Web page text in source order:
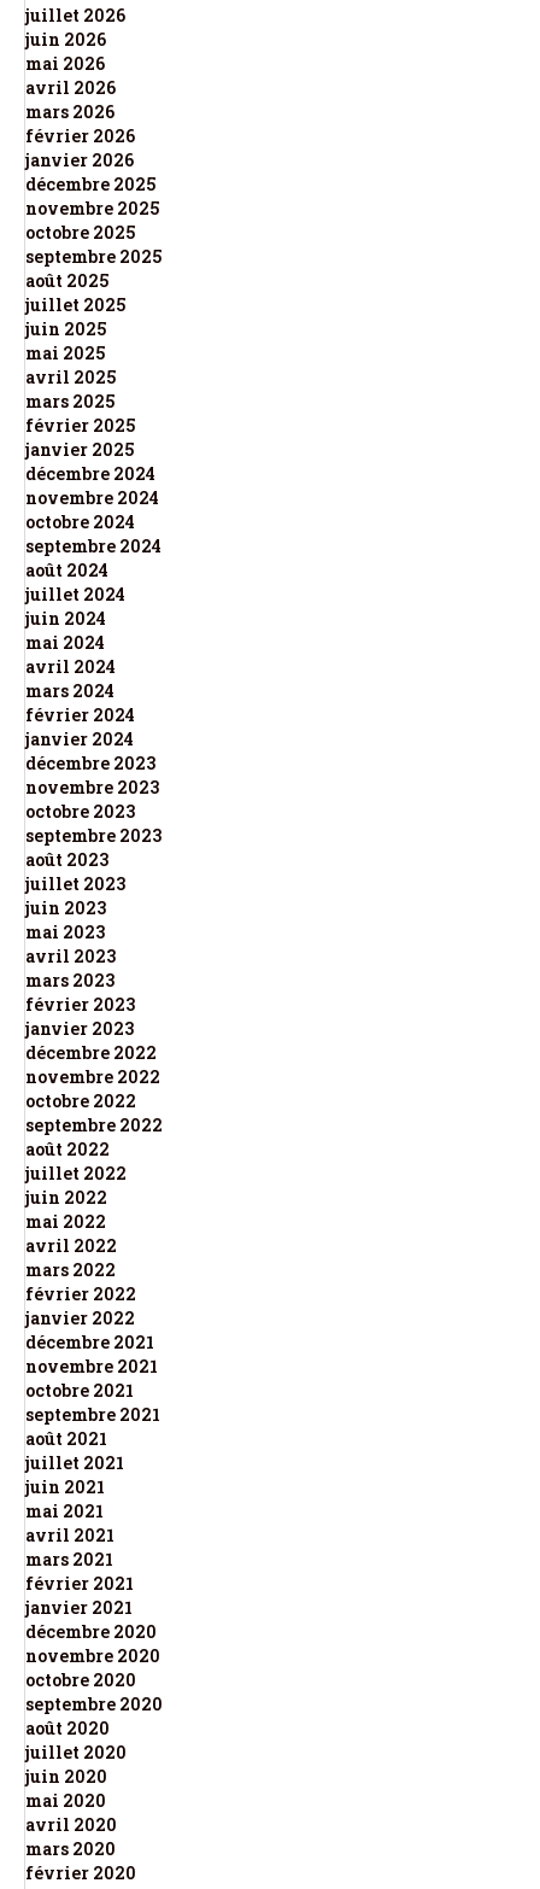
juillet 2026
juin 2026
mai 2026
avril 2026
mars 2026
février 2026
janvier 2026
décembre 2025
novembre 2025
octobre 2025
septembre 2025
août 2025
juillet 2025
juin 2025
mai 2025
avril 2025
mars 2025
février 2025
janvier 2025
décembre 2024
novembre 2024
octobre 2024
septembre 2024
août 2024
juillet 2024
juin 2024
mai 2024
avril 2024
mars 2024
février 2024
janvier 2024
décembre 2023
novembre 2023
octobre 2023
septembre 2023
août 2023
juillet 2023
juin 2023
mai 2023
avril 2023
mars 2023
février 2023
janvier 2023
décembre 2022
novembre 2022
octobre 2022
septembre 2022
août 2022
juillet 2022
juin 2022
mai 2022
avril 2022
mars 2022
février 2022
janvier 2022
décembre 2021
novembre 2021
octobre 2021
septembre 2021
août 2021
juillet 2021
juin 2021
mai 2021
avril 2021
mars 2021
février 2021
janvier 2021
décembre 2020
novembre 2020
octobre 2020
septembre 2020
août 2020
juillet 2020
juin 2020
mai 2020
avril 2020
mars 2020
février 2020